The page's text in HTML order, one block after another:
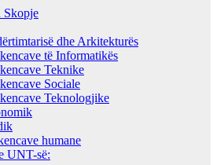
Skopje
dhe Arkitekturës
të Informatikës
Teknike
Sociale
Teknologjike
humane
UNT-së: